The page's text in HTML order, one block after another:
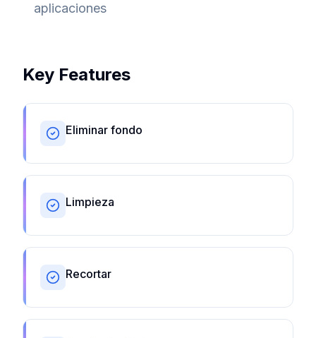
aplicaciones
Key Features
Eliminar fondo
Limpieza
Recortar